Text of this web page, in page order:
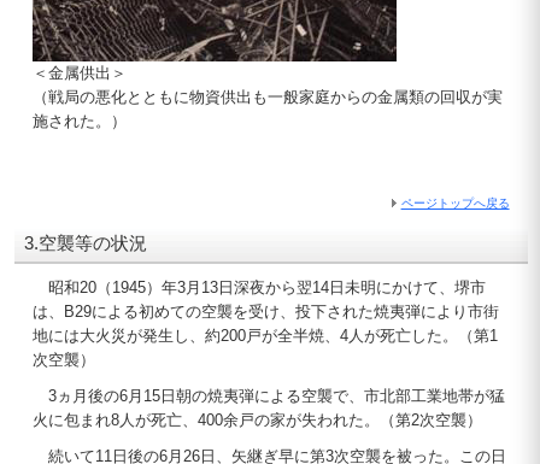
＜金属供出＞
（戦局の悪化とともに物資供出も一般家庭からの金属類の回収が実
施された。）
ページトップへ戻る
3.空襲等の状況
昭和20（1945）年3月13日深夜から翌14日未明にかけて、堺市
は、B29による初めての空襲を受け、投下された焼夷弾により市街
地には大火災が発生し、約200戸が全半焼、4人が死亡した。（第1
次空襲）
3ヵ月後の6月15日朝の焼夷弾による空襲で、市北部工業地帯が猛
火に包まれ8人が死亡、400余戸の家が失われた。（第2次空襲）
続いて11日後の6月26日、矢継ぎ早に第3次空襲を被った。この日